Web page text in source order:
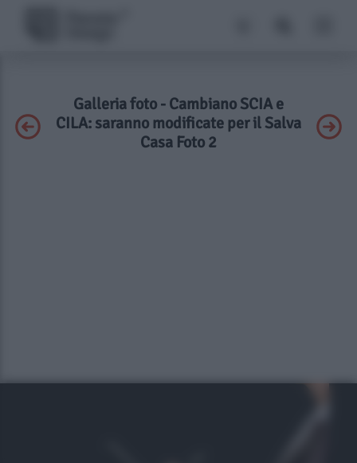
Galleria foto - Cambiano SCIA e
CILA: saranno modificate per il Salva
Casa Foto 2